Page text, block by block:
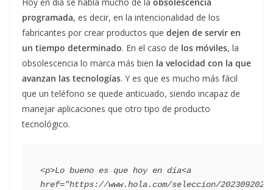
programada, es decir, en la intencionalidad de los
fabricantes por crear productos que dejen de servir en
un tiempo determinado. En el caso de los móviles, la
obsolescencia lo marca más bien la velocidad con la que
avanzan las tecnologías. Y es que es mucho más fácil
que un teléfono se quede anticuado, siendo incapaz de
manejar aplicaciones que otro tipo de producto
tecnológico.
<p>Lo bueno es que hoy en día<a
href="https://www.hola.com/seleccion/2023092023